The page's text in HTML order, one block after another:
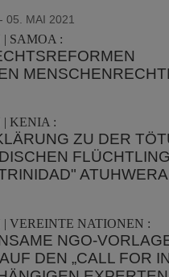
05. MAI 2021
SAMOA :
KENIA :
ZU DER
ATUHWERA
VEREINTE NATIONEN :
NGO-
DEN „CALL FOR